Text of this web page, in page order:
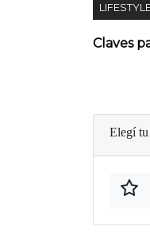
Claves
Elegí